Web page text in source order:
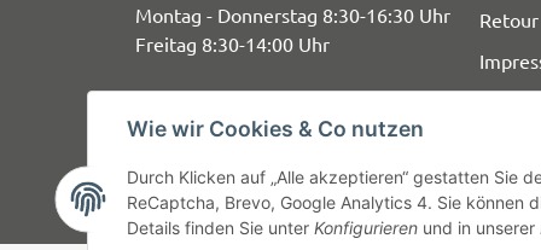
Wie wir Cookies & Co nutzen
Durch Klicken auf „Alle akzeptieren“ gestatten Sie
ReCaptcha, Brevo, Google Analytics 4. Sie können
Details finden Sie unter Konfigurieren und in unserer
Montag - Donnerstag 8:30-16:30 Uhr
Freitag 8:30-14:00 Uhr
Retour